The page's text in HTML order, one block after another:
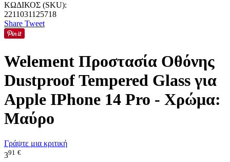
ΚΩΔΙΚΟΣ (SKU):
2211031125718
Share Tweet
Welement Προστασία Οθόνης
Dustproof Tempered Glass για
Apple IPhone 14 Pro - Χρώμα:
Μαύρο
Γράψτε μια κριτική
391 €